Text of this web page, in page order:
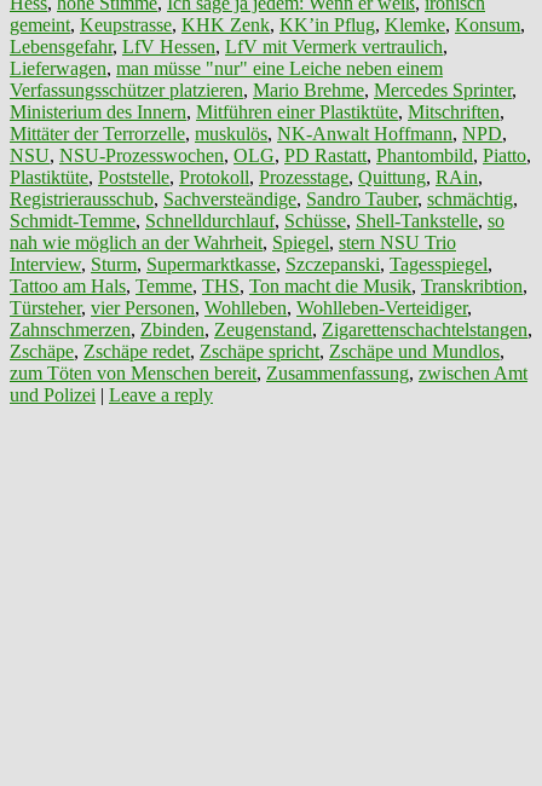
gemeint, Keupstrasse, KHK Zenk, KK’in Pflug, Klemke, Konsum,
Lebensgefahr, LfV Hessen, LfV mit Vermerk vertraulich,
Lieferwagen, man müsse "nur" eine Leiche neben einem
Verfassungsschützer platzieren, Mario Brehme, Mercedes Sprinter,
Ministerium des Innern, Mitführen einer Plastiktüte, Mitschriften,
Mittäter der Terrorzelle, muskulös, NK-Anwalt Hoffmann, NPD,
NSU, NSU-Prozesswochen, OLG, PD Rastatt, Phantombild, Piatto,
Plastiktüte, Poststelle, Protokoll, Prozesstage, Quittung, RAin,
Registrierausschub, Sachversteändige, Sandro Tauber, schmächtig,
Schmidt-Temme, Schnelldurchlauf, Schüsse, Shell-Tankstelle, so
nah wie möglich an der Wahrheit, Spiegel, stern NSU Trio
Interview, Sturm, Supermarktkasse, Szczepanski, Tagesspiegel,
Tattoo am Hals, Temme, THS, Ton macht die Musik, Transkribtion,
Türsteher, vier Personen, Wohlleben, Wohlleben-Verteidiger,
Zahnschmerzen, Zbinden, Zeugenstand, Zigarettenschachtelstangen,
Zschäpe, Zschäpe redet, Zschäpe spricht, Zschäpe und Mundlos,
zum Töten von Menschen bereit, Zusammenfassung, zwischen Amt
und Polizei | Leave a reply